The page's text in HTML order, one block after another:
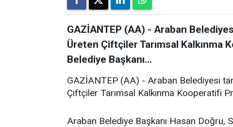
GAZİANTEP (AA) - Araban
Üreten Çiftçiler Tarımsal Kalkınma
Belediye Başkanı...
GAZİANTEP (AA) - Araban Belediyesi
Çiftçiler Tarımsal Kalkınma Kooperatifi
Araban Belediye Başkanı Hasan Doğru,